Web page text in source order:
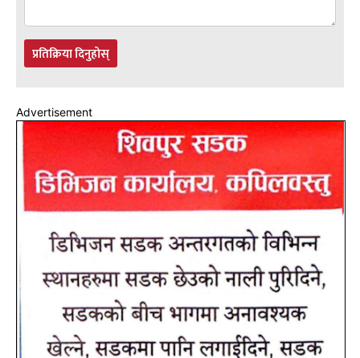
प्रतिक्रिया दिनुहोस्
Advertisement